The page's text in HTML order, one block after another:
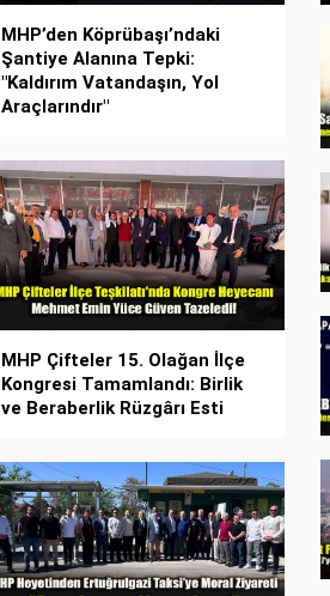
MHP’den Köprübaşı’ndaki
Şantiye Alanına Tepki:
"Kaldırım Vatandaşın, Yol
Araçlarındır"
MHP Çifteler 15. Olağan İlçe
Kongresi Tamamlandı: Birlik
ve Beraberlik Rüzgârı Esti